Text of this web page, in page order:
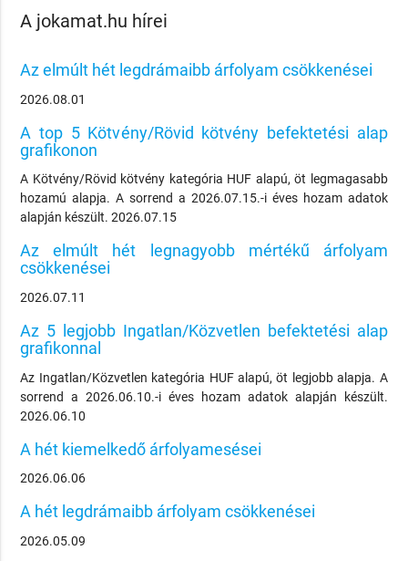
A jokamat.hu hírei
Az elmúlt hét legdrámaibb árfolyam csökkenései
2026.08.01
A top 5 Kötvény/Rövid kötvény befektetési alap
grafikonon
A Kötvény/Rövid kötvény kategória HUF alapú, öt legmagasabb
hozamú alapja. A sorrend a 2026.07.15.-i éves hozam adatok
alapján készült. 2026.07.15
Az elmúlt hét legnagyobb mértékű árfolyam
csökkenései
2026.07.11
Az 5 legjobb Ingatlan/Közvetlen befektetési alap
grafikonnal
Az Ingatlan/Közvetlen kategória HUF alapú, öt legjobb alapja. A
sorrend a 2026.06.10.-i éves hozam adatok alapján készült.
2026.06.10
A hét kiemelkedő árfolyamesései
2026.06.06
A hét legdrámaibb árfolyam csökkenései
2026.05.09